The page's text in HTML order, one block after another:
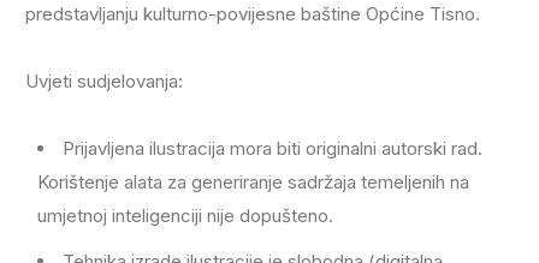
predstavljanju kulturno-povijesne baštine Općine Tisno.
Uvjeti sudjelovanja:
Prijavljena ilustracija mora biti originalni autorski rad.
Korištenje alata za generiranje sadržaja temeljenih na
umjetnoj inteligenciji nije dopušteno.